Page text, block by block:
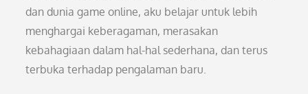
dan dunia game online, aku belajar untuk lebih
menghargai keberagaman, merasakan
kebahagiaan dalam hal-hal sederhana, dan terus
terbuka terhadap pengalaman baru.